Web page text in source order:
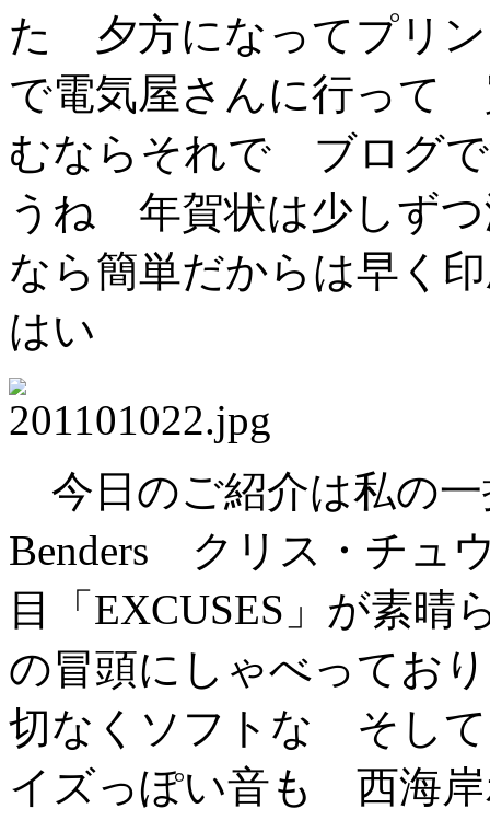
た 夕方になってプリ
で電気屋さんに行っ
むならそれで ブログ
うね 年賀状は少しず
なら簡単だからは早く
はい
今日のご紹介は私の一
Benders クリス・チュ
目「EXCUSES」が素
の冒頭にしゃべってお
切なくソフトな そし
イズっぽい音も 西海